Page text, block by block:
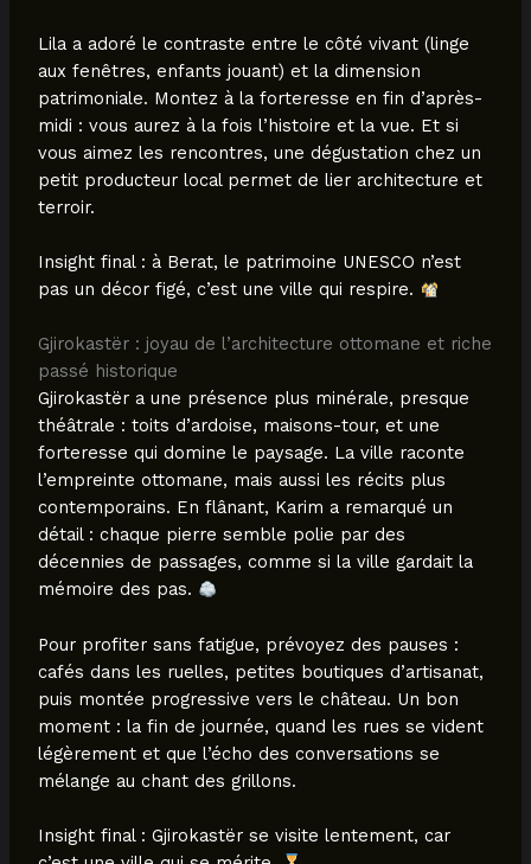
Lila a adoré le contraste entre le côté vivant (linge
aux fenêtres, enfants jouant) et la dimension
patrimoniale. Montez à la forteresse en fin d’après-
midi : vous aurez à la fois l’histoire et la vue. Et si
vous aimez les rencontres, une dégustation chez un
petit producteur local permet de lier architecture et
terroir.
Insight final : à Berat, le patrimoine UNESCO n’est
pas un décor figé, c’est une ville qui respire.
Gjirokastër : joyau de l’architecture ottomane et riche
passé historique
Gjirokastër a une présence plus minérale, presque
théâtrale : toits d’ardoise, maisons-tour, et une
forteresse qui domine le paysage. La ville raconte
l’empreinte ottomane, mais aussi les récits plus
contemporains. En flânant, Karim a remarqué un
détail : chaque pierre semble polie par des
décennies de passages, comme si la ville gardait la
mémoire des pas.
Pour profiter sans fatigue, prévoyez des pauses :
cafés dans les ruelles, petites boutiques d’artisanat,
puis montée progressive vers le château. Un bon
moment : la fin de journée, quand les rues se vident
légèrement et que l’écho des conversations se
mélange au chant des grillons.
Insight final : Gjirokastër se visite lentement, car